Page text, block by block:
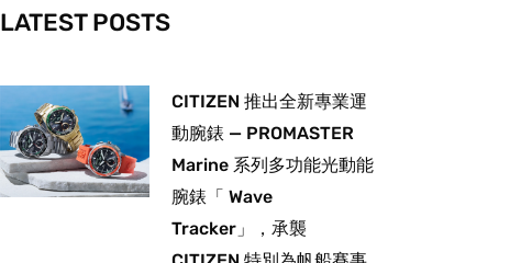
-
f
m
LATEST POSTS
CITIZEN 推出全新專業運
動腕錶 — PROMASTER
Marine 系列多功能光動能
腕錶「 Wave
Tracker」，承襲